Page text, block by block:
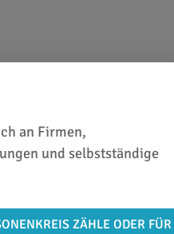
an Firmen,
und selbstständige
ZÄHLE ODER FÜR